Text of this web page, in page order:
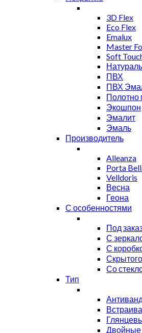
3D Flex
Eco Flex
Emalux
Master
Soft
ПВХ
ПВХ
Полотно
Экошпон
Эмалит
Эмаль
Производитель
Alleanza
Porta
Velldoris
Весна
Геона
С особенностями
Под
С
С
Со
Тип
Двойные